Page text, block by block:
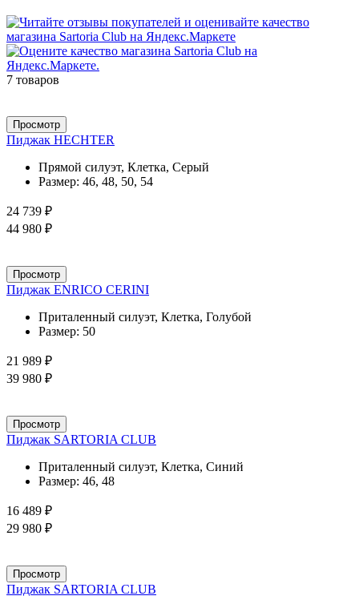
7 товаров
Просмотр
Пиджак HECHTER
Прямой силуэт, Клетка, Серый
Размер: 46, 48, 50, 54
24 739 ₽
44 980 ₽
Просмотр
Пиджак ENRICO CERINI
Приталенный силуэт, Клетка, Голубой
Размер: 50
21 989 ₽
39 980 ₽
Просмотр
Пиджак SARTORIA CLUB
Приталенный силуэт, Клетка, Синий
Размер: 46, 48
16 489 ₽
29 980 ₽
Просмотр
Пиджак SARTORIA CLUB